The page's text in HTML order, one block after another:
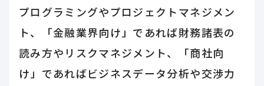
プログラミングやプロジェクトマネジメン
ト、「金融業界向け」であれば財務諸表の
読み方やリスクマネジメント、「商社向
け」であればビジネスデータ分析や交渉力